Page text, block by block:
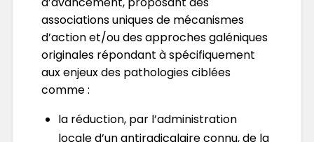
associations uniques de mécanismes
d’action et/ou des approches galéniques
originales répondant à spécifiquement
aux enjeux des pathologies ciblées
comme :
la réduction, par l’administration
locale d’un antiradicalaire connu, de la